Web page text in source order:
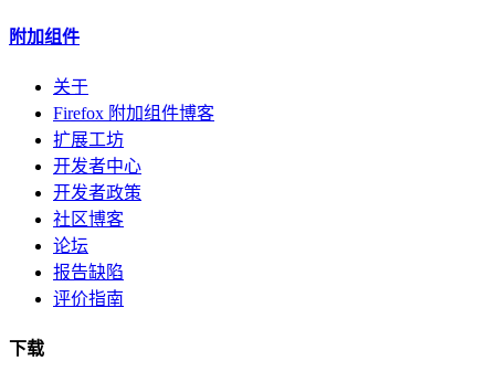
附加组件
关于
Firefox 附加组件博客
扩展工坊
开发者中心
开发者政策
社区博客
论坛
报告缺陷
评价指南
下载